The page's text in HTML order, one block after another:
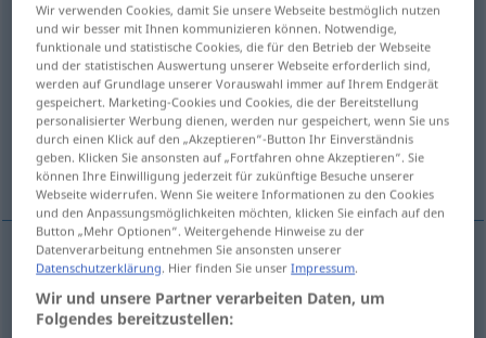
Übersicht aller Übersetzungen
(Für mehr Details die Übersetzung anklicken/antippen)
el primero en primer lugar, primero
al principio
primero zuerst
Wir verwenden Cookies, damit Sie unsere Webseite bestmöglich nutzen
und wir besser mit Ihnen kommunizieren können. Notwendige,
funktionale und statistische Cookies, die für den Betrieb der Webseite
und der statistischen Auswertung unserer Webseite erforderlich sind,
werden auf Grundlage unserer Vorauswahl immer auf Ihrem Endgerät
gespeichert. Marketing-Cookies und Cookies, die der Bereitstellung
personalisierter Werbung dienen, werden nur gespeichert, wenn Sie uns
durch einen Klick auf den „Akzeptieren“-Button Ihr Einverständnis
geben. Klicken Sie ansonsten auf „Fortfahren ohne Akzeptieren“. Sie
können Ihre Einwilligung jederzeit für zukünftige Besuche unserer
Webseite widerrufen. Wenn Sie weitere Informationen zu den Cookies
und den Anpassungsmöglichkeiten möchten, klicken Sie einfach auf den
Button „Mehr Optionen“. Weitergehende Hinweise zu der
Datenverarbeitung entnehmen Sie ansonsten unserer
Datenschutzerklärung. Hier finden Sie unserImpressum.
Wir und unsere Partner verarbeiten Daten, um
Folgendes bereitzustellen: